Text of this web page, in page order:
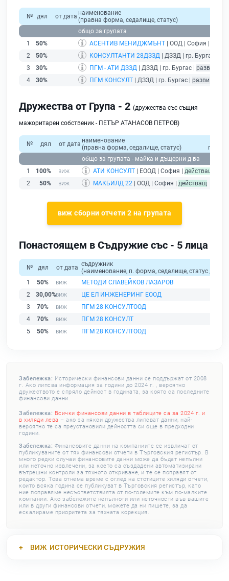
№ дял от дата наименование
(правна форма, седалище, статус)
общо за групата
1
50% АСЕНТИВ МЕНИДЖМЪНТ | ООД | София |
2
50% КОНСУЛТАНТИ 28ДЗЗД | ДЗЗД | гр. Бургас |
3
30% ПГМ - АТИ ДЗЗД | ДЗЗД | гр. Бургас | развиващ
4
30% ПГМ КОНСУЛТ | ДЗЗД | гр. Бургас | развиващ
Дружества от Група - 2 (дружества със същия
мажоритарен собственик - ПЕТЪР АТАНАСОВ ПЕТРОВ)
№ дял от дата наименование
(правна форма, седалище, статус)
общо за групата - майка и дъщерни д-ва
1
100% АТИ КОНСУЛТ | ЕООД | София | действащ
2
50% МАКБИЛД 22 | ООД | София | действащ
виж сборни отчети 2 на групата
Понастоящем в Съдружие със - 5 лица
№ дял от дата съдружник
(наименование, п. форма, седалище, статус /
1
50%
МЕТОДИ СЛАВЕЙКОВ ЛАЗАРОВ
2
30,00%
ЦЕ ЕЛ ИНЖЕНЕРИНГ ЕООД
3
70%
ПГМ 28 КОНСУЛТООД
4
70%
ПГМ 28 КОНСУЛТ
5
50% ПГМ 28 КОНСУЛТООД
Забележка: Исторически финансови данни се поддържат от 2008
г. Ако липсва информация за години до 2024 г. , вероятно
дружеството е спряло дейност в годината, за която са последните
финансови данни.
Забележка: Всички финансови данни в таблиците са за 2024 г. и
в хиляди лева – ако за някои дружества липсват данни, най-
вероятно те са преустановили дейността си още в предходни
години.
Забележка: Финансовите данни на компаниите се извличат от
публикуваните от тях финансови отчети в Търговския регистър. В
много редки случаи финансовите данни може да бъдат непълни
или неточно извлечени, за което са създадени автоматизирани
вътрешни контроли за тяхното откриване, и те се поправят от
редактор. Това отнема време с оглед на стотиците хиляди отчети,
които всяка година се публикуват в Търговския регистър, като
ние поправяме несъответствията от по-големите към по-малките
компании. Ако забележите непълноти или неточности във вашите
или в други финансови отчети, можете да ни пишете, за да
ескалираме приоритета за тяхната корекция.
ВИЖ ИСТОРИЧЕСКИ СЪДРУЖИЯ